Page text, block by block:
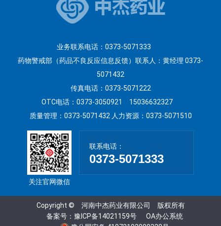
业务联系电话：0373-5071333
药物警戒部（药品不良反应信息反馈）联系人：黄经理 0373-
5071432
传真电话：0373-5071222
OTC电话：0373-3050921 15036632327
质量管理：0373-5071432 人力资源：0373-5071510
关注官网微信
联系电话：
0373-5071333
Copyright © 河南中杰药业有限公司 版权所有
备案号： 豫ICP备14021159号
OA办公系统